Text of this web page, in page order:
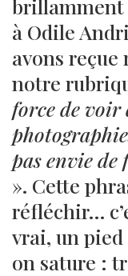
brillamment
à Odile
avons reçue
notre
force de voir
pas envie de
». Cette
réfléchir…
vrai, un
on sature :